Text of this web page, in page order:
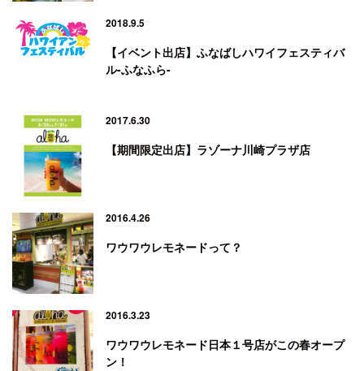
2018.9.5
【イベント出店】ふなばしハワイフェスティバ
ル-ふなふら-
2017.6.30
【期間限定出店】ラゾーナ川崎プラザ店
2016.4.26
ワウワウレモネードって？
2016.3.23
ワウワウレモネード日本１号店がこの春オープ
ン！